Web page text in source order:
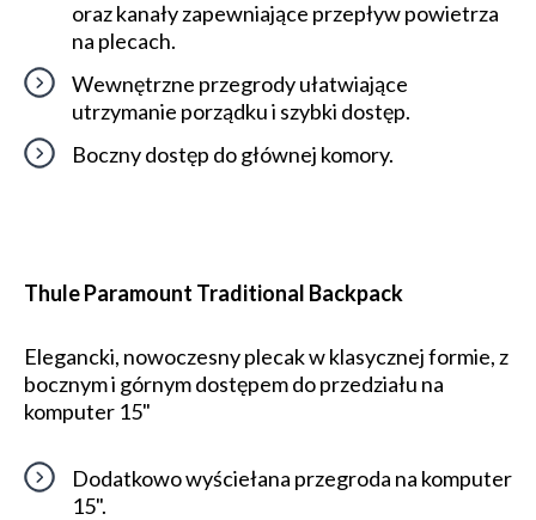
oraz kanały zapewniające przepływ powietrza
na plecach.
Wewnętrzne przegrody ułatwiające
utrzymanie porządku i szybki dostęp.
Boczny dostęp do głównej komory.
Thule Paramount Traditional Backpack
Elegancki, nowoczesny plecak w klasycznej formie, z
bocznym i górnym dostępem do przedziału na
komputer 15"
Dodatkowo wyściełana przegroda na komputer
15".